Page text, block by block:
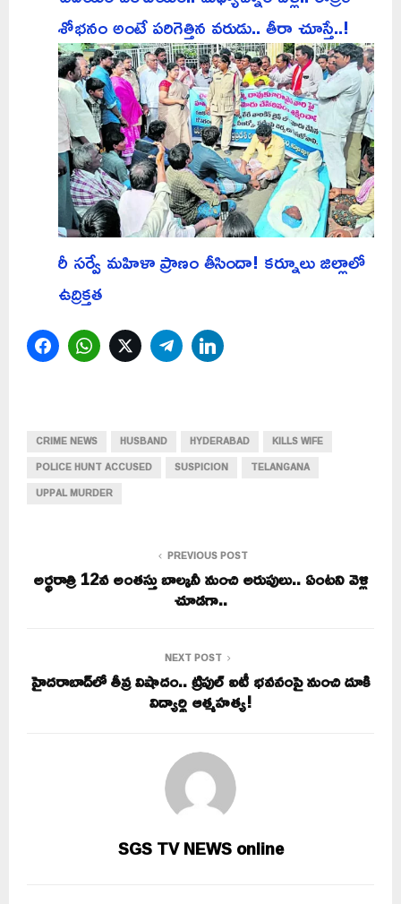
శోభనం అంటే పరిగెత్తిన వరుడు.. తీరా చూస్తే..!
రీ సర్వే మహిళా ప్రాణం తీసిందా! కర్నూలు జిల్లాలో
ఉద్రిక్తత
FacebookWhatsAppTwitterTelegram
CRIME NEWS HUSBAND HYDERABAD
KILLS WIFE
POLICE HUNT ACCUSED
SUSPICION
TELANGANA
UPPAL MURDER
PREVIOUS POST
అర్థరాత్రి 12వ అంతస్తు బాల్కనీ నుంచి అరుపులు.. ఏంటని వెళ్లి
చూడగా..
NEXT POST
హైదరాబాద్‌లో తీవ్ర విషాదం.. ట్రిపుల్‌ ఐటీ భవనంపై నుంచి దూకి
విద్యార్థి ఆత్మహత్య!
SGS TV NEWS online